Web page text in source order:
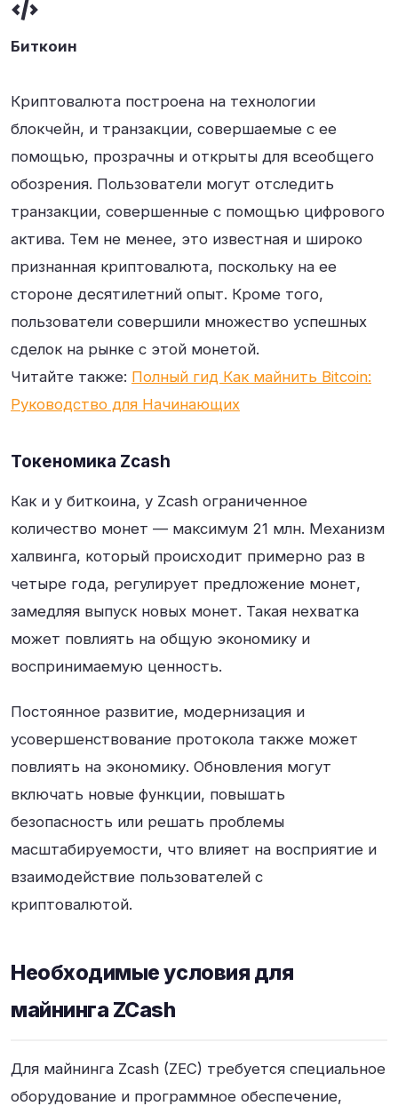
Биткоин
Криптовалюта построена на технологии
блокчейн, и транзакции, совершаемые с ее
помощью, прозрачны и открыты для всеобщего
обозрения. Пользователи могут отследить
транзакции, совершенные с помощью цифрового
актива. Тем не менее, это известная и широко
признанная криптовалюта, поскольку на ее
стороне десятилетний опыт. Кроме того,
пользователи совершили множество успешных
сделок на рынке с этой монетой.
Читайте также: Полный гид Как майнить Bitcoin:
Руководство для Начинающих
Токеномика Zcash
Как и у биткоина, у Zcash ограниченное
количество монет — максимум 21 млн. Механизм
халвинга, который происходит примерно раз в
четыре года, регулирует предложение монет,
замедляя выпуск новых монет. Такая нехватка
может повлиять на общую экономику и
воспринимаемую ценность.
Постоянное развитие, модернизация и
усовершенствование протокола также может
повлиять на экономику. Обновления могут
включать новые функции, повышать
безопасность или решать проблемы
масштабируемости, что влияет на восприятие и
взаимодействие пользователей с
криптовалютой.
Необходимые условия для
майнинга ZCash
Для майнинга Zcash (ZEC) требуется специальное
оборудование и программное обеспечение,